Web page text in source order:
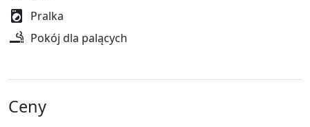
Pralka
Pokój dla palących
Ceny